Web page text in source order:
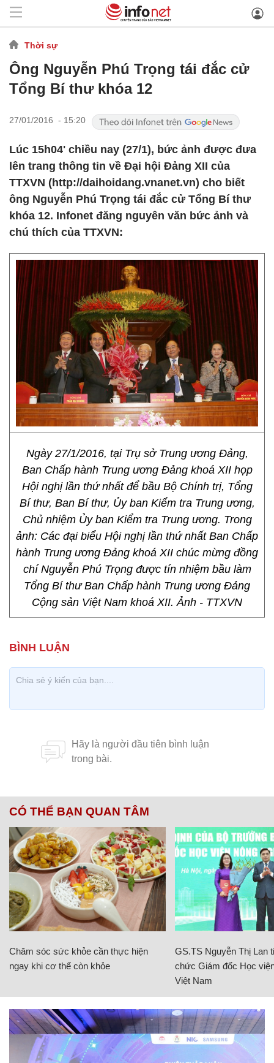
Thời sự
Ông Nguyễn Phú Trọng tái đắc cử
Tổng Bí thư khóa 12
27/01/2016 - 15:20
Lúc 15h04' chiều nay (27/1), bức ảnh được đưa
lên trang thông tin về Đại hội Đảng XII của
TTXVN (http://daihoidang.vnanet.vn) cho biết
ông Nguyễn Phú Trọng tái đắc cử Tổng Bí thư
khóa 12. Infonet đăng nguyên văn bức ảnh và
chú thích của TTXVN:
Ngày 27/1/2016, tại Trụ sở Trung ương Đảng,
Ban Chấp hành Trung ương Đảng khoá XII họp
Hội nghị lần thứ nhất để bầu Bộ Chính trị, Tổng
Bí thư, Ban Bí thư, Ủy ban Kiểm tra Trung ương,
Chủ nhiệm Ủy ban Kiểm tra Trung ương. Trong
ảnh: Các đại biểu Hội nghị lần thứ nhất Ban Chấp
hành Trung ương Đảng khoá XII chúc mừng đồng
chí Nguyễn Phú Trọng được tín nhiệm bầu làm
Tổng Bí thư Ban Chấp hành Trung ương Đảng
Cộng sản Việt Nam khoá XII. Ảnh - TTXVN
CÓ THỂ BẠN QUAN TÂM
Chăm sóc sức khỏe cần thực hiện
ngay khi cơ thể còn khỏe
GS.TS Nguyễn Thị Lan
chức Giám đốc Học
Việt Nam